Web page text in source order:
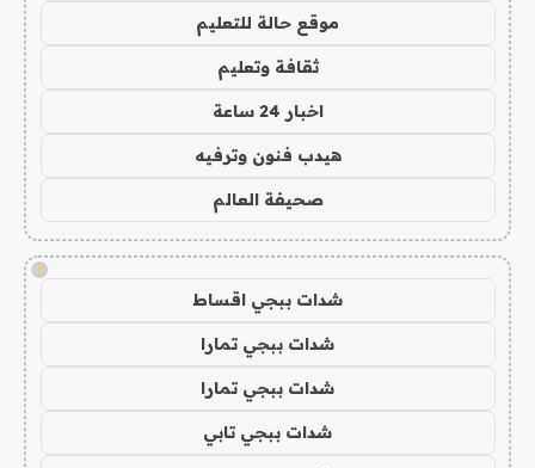
موقع حالة للتعليم
ثقافة وتعليم
اخبار 24 ساعة
هيدب فنون وترفيه
صحيفة العالم
!
شدات ببجي اقساط
شدات ببجي تمارا
شدات ببجي تمارا
شدات ببجي تابي